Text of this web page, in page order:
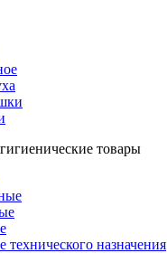
товары
назначения